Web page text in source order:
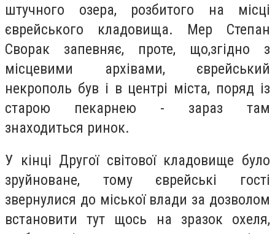
штучного озера, розбитого на місці
єврейського кладовища. Мер Степан
Сворак запевняє, проте, що,згідно з
місцевими архівами, єврейський
некрополь був і в центрі міста, поряд із
старою пекарнею - зараз там
знаходиться ринок.
У кінці Другої світової кладовище було
зруйноване, тому єврейські гості
звернулися до міської влади за дозволом
встановити тут щось на зразок охеля,